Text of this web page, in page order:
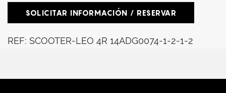
SOLICITAR INFORMACIÓN / RESERVAR
REF: SCOOTER-LEO 4R 14ADG0074-1-2-1-2